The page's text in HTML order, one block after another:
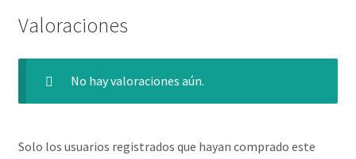
Valoraciones
No hay valoraciones aún.
Solo los usuarios registrados que hayan comprado este